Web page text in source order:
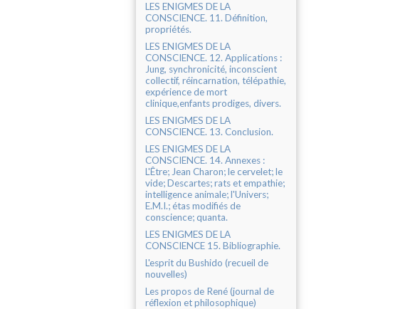
LES ENIGMES DE LA
CONSCIENCE. 11. Définition,
propriétés.
LES ENIGMES DE LA
CONSCIENCE. 12. Applications :
Jung, synchronicité, inconscient
collectif, réincarnation, télépathie,
expérience de mort
clinique,enfants prodiges, divers.
LES ENIGMES DE LA
CONSCIENCE. 13. Conclusion.
LES ENIGMES DE LA
CONSCIENCE. 14. Annexes :
L'Être; Jean Charon; le cervelet; le
vide; Descartes; rats et empathie;
intelligence animale; l'Univers;
E.M.I.; étas modifiés de
conscience; quanta.
LES ENIGMES DE LA
CONSCIENCE 15. Bibliographie.
L'esprit du Bushido (recueil de
nouvelles)
Les propos de René (journal de
réflexion et philosophique)